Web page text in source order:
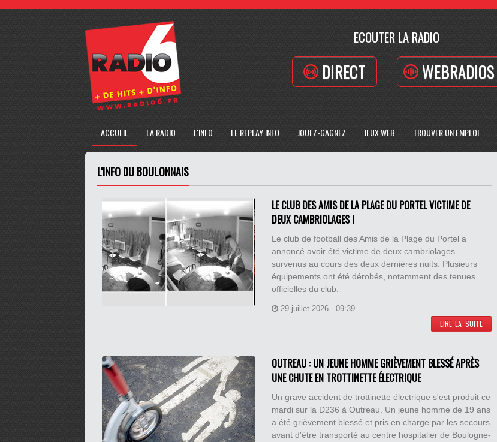
ECOUTER LA RADIO
DIRECT WEBRADIOS
ACCUEIL LA RADIO L'INFO LE REPLAY INFO JOUEZ-GAGNEZ JEUX WEB TROUVER UN EMPLOI
L'INFO DU BOULONNAIS
LE CLUB DES AMIS DE LA PLAGE DU PORTEL VICTIME DE
DEUX CAMBRIOLAGES !
Le club de football des Amis de la Plage du Portel a
annoncé avoir été victime de deux cambriolages
survenus au cours des deux dernières nuits. Plusieurs
équipements ont été dérobés, notamment des tenues
officielles du club.
29 juillet 2026 - 09:39
LIRE LA SUITE
OUTREAU : UN JEUNE HOMME GRIÈVEMENT BLESSÉ APRÈS
UNE CHUTE EN TROTTINETTE ÉLECTRIQUE
Un grave accident de trottinette électrique s'est produit ce
mardi sur la D236 à Outreau. Un jeune homme de 19 ans
a été grièvement blessé et pris en charge par les secours
avant d'être transporté au centre hospitalier de Boulogne-